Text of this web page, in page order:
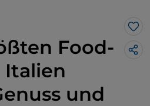
Food-
Italien
und